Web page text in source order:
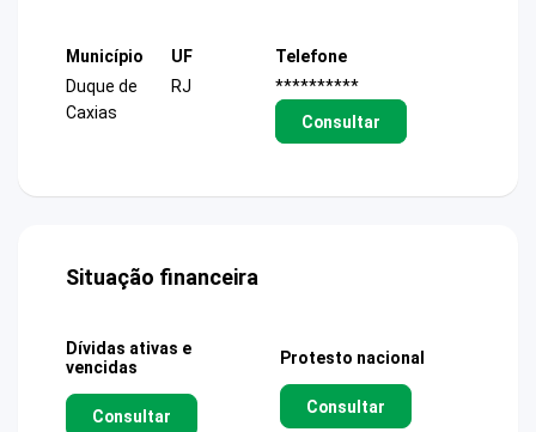
Município
Duque de
Caxias
UF
RJ
Telefone
**********
Consultar
Situação financeira
Dívidas ativas e
vencidas
Consultar
Protesto nacional
Consultar